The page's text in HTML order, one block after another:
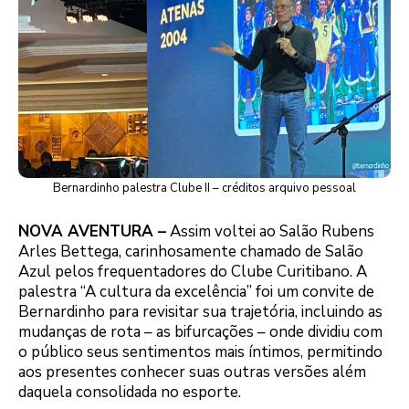
Bernardinho palestra Clube II – créditos arquivo pessoal
NOVA AVENTURA –Assim voltei ao Salão Rubens
Arles Bettega, carinhosamente chamado de Salão
Azul pelos frequentadores do Clube Curitibano. A
palestra “A cultura da excelência” foi um convite de
Bernardinho para revisitar sua trajetória, incluindo as
mudanças de rota – as bifurcações – onde dividiu com
o público seus sentimentos mais íntimos, permitindo
aos presentes conhecer suas outras versões além
daquela consolidada no esporte.